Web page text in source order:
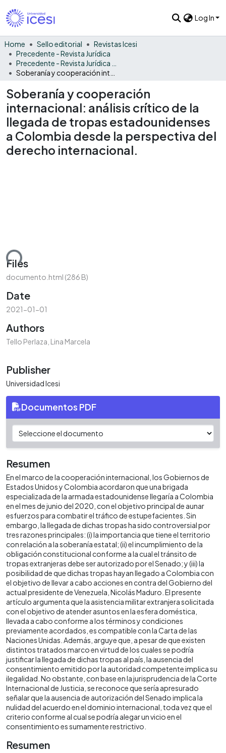
Log In
Home Sello editorial
Revistas Icesi
Precedente - Revista Jurídica
Soberanía y cooperación
internacional: análisis crítico de la
llegada de tropas estadounidenses
a Colombia desde la perspectiva del
derecho internacional.
Files
documento.html (286 B)
Date
2021-01-01
Authors
Tello Perlaza, Lina Marcela
Publisher
Universidad Icesi
Documentos PDF
Resumen
En el marco de la cooperación internacional, los Gobiernos de
Estados Unidos y Colombia acordaron que una brigada
especializada de la armada estadounidense llegaría a Colombia
en el mes de junio del 2020, con el objetivo principal de aunar
esfuerzos para combatir el tráfico de estupefacientes. Sin
embargo, la llegada de dichas tropas ha sido controversial por
tres razones principales: (i) la importancia que tiene el territorio
con relación a la soberanía estatal; (ii) el incumplimiento de la
obligación constitucional conforme a la cual el tránsito de
tropas extranjeras debe ser autorizado por el Senado; y (iii) la
posibilidad de que dichas tropas hayan llegado a Colombia con
el objetivo de llevar a cabo acciones en contra del Gobierno del
actual presidente de Venezuela, Nicolás Maduro. El presente
artículo argumenta que la asistencia militar extranjera solicitada
con el objetivo de atender asuntos en la esfera doméstica,
llevada a cabo conforme a los términos y condiciones
previamente acordados, es compatible con la Carta de las
Naciones Unidas. Además, arguye que, a pesar de que existen
distintos tratados marco en virtud de los cuales se podría
justificar la llegada de dichas tropas al país, la ausencia del
consentimiento emitido por la autoridad competente implica su
ilegalidad. No obstante, con base en la jurisprudencia de la Corte
Internacional de Justicia, se reconoce que sería apresurado
señalar que la ausencia de autorización del Senado implica la
nulidad del acuerdo en el dominio internacional, toda vez que el
criterio conforme al cual se podría alegar un vicio en el
consentimiento es sumamente restrictivo.
Resumen